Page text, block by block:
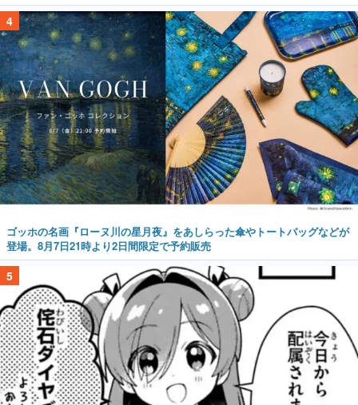
4
ゴッホの名画『ローヌ川の星月夜』をあしらった傘やトートバッグなどが
登場。8月7日21時より2日間限定で予約販売
5